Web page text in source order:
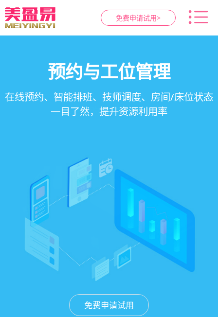
免费申请试用>
智慧养生馆管理系统
一站式解决养生馆预约、服务、会员、财务、营
销全流程数字化管理
免费申请试用
会员营销&锁客
会员积分、套餐定制、精准营销、客户关怀，提
升复购率与客单价
免费申请试用
预约与工位管理
在线预约、智能排班、技师调度、房间/床位状态
一目了然，提升资源利用率
免费申请试用
健康档案与效果追踪
客户体质记录、服务方案执行、效果对比，数据
化展示服务价值
免费申请试用